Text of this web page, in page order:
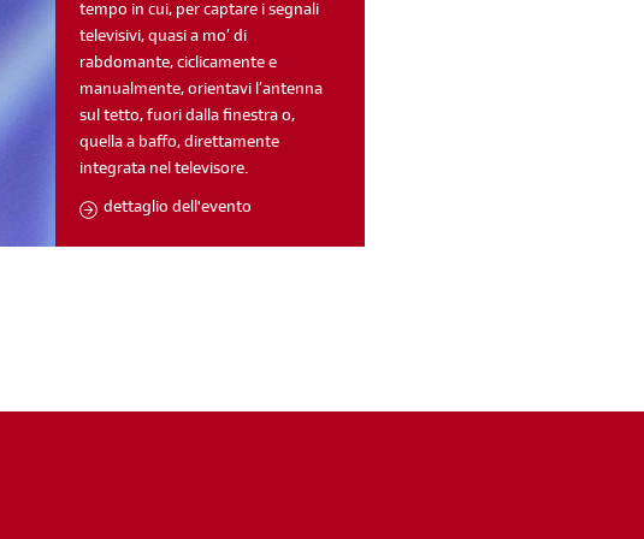
tempo in cui, per captare i segnali
televisivi, quasi a mo’ di
rabdomante, ciclicamente e
manualmente, orientavi l’antenna
sul tetto, fuori dalla finestra o,
quella a baffo, direttamente
integrata nel televisore.
dettaglio dell'evento